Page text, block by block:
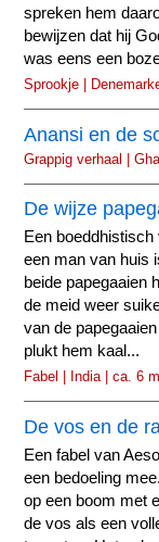
spreken hem
bewijzen dat hij
was eens een
Sprookje |
Anansi en de
Grappig verhaal |
De wijze
Een
een man van huis
beide papegaaien
de meid weer
van de
plukt hem kaal...
Fabel | India | ca. 6
De vos en de
Een fabel van
een bedoeling
op een boom met
de vos als een